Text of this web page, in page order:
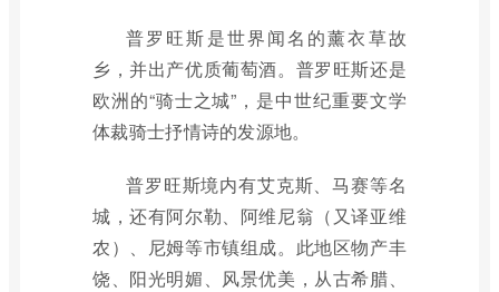
普罗旺斯是世界闻名的薰衣草故
乡，并出产优质葡萄酒。普罗旺斯还是
欧洲的“骑士之城”，是中世纪重要文学
体裁骑士抒情诗的发源地。
普罗旺斯境内有艾克斯、马赛等名
城，还有阿尔勒、阿维尼翁（又译亚维
农）、尼姆等市镇组成。此地区物产丰
饶、阳光明媚、风景优美，从古希腊、